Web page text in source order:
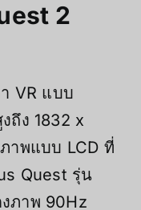
2
VR แบบ
ถึง 1832 x
าพแบบ LCD ที่
Quest รุ่น
ภาพ 90Hz